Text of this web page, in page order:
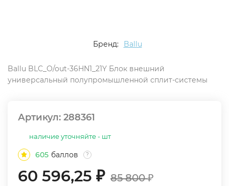
Бренд: Ballu
Ballu BLC_O/out-36HN1_21Y Блок внешний
универсальный полупромышленной сплит-системы
Артикул: 288361
наличие уточняйте - шт
605 баллов ?
60 596,25 ₽ 85 800₽